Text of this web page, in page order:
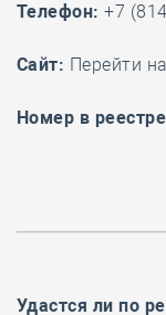
Телефон: +7
Cайт: Перейти
Номер в
Удастся ли по